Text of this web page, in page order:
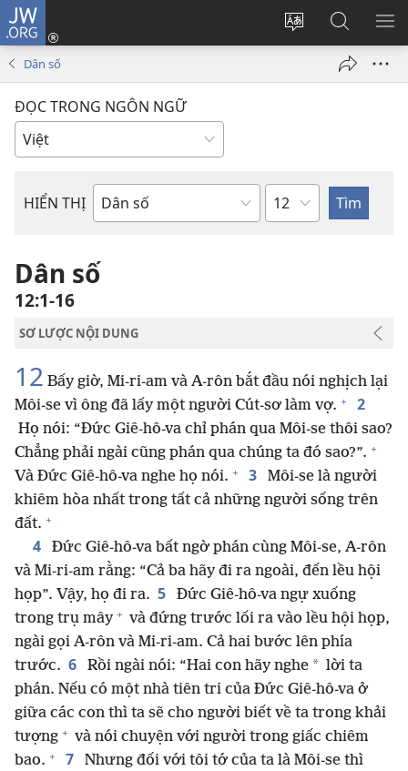
JW.ORG
Thay
Đăng
nhập
Tìm
kiếm
JW.ORG
Dân số
ĐỌC TRONG NGÔN NGỮ
HIỂN THỊ
Sách
Kinh
Thánh
Chương
Dân số
12:1-16
SƠ LƯỢC NỘI DUNG
12 Bấy giờ, Mi-ri-am và A-rôn bắt đầu nói nghịch lại
Môi-se vì ông đã lấy một người Cút-sơ làm vợ. + 2
Họ nói: “Đức Giê-hô-va chỉ phán qua Môi-se thôi sao?
Chẳng phải ngài cũng phán qua chúng ta đó sao?”. +
Và Đức Giê-hô-va nghe họ nói. + 3
Môi-se là người
khiêm hòa nhất trong tất cả những người sống trên
đất. +
4
Đức Giê-hô-va bất ngờ phán cùng Môi-se, A-rôn
và Mi-ri-am rằng: “Cả ba hãy đi ra ngoài, đến lều hội
họp”. Vậy, họ đi ra. 5
Đức Giê-hô-va ngự xuống
trong trụ mây + và đứng trước lối ra vào lều hội họp,
ngài gọi A-rôn và Mi-ri-am. Cả hai bước lên phía
trước. 6 Rồi ngài nói: “Hai con hãy nghe * lời ta
phán. Nếu có một nhà tiên tri của Đức Giê-hô-va ở
giữa các con thì ta sẽ cho người biết về ta trong khải
tượng + và nói chuyện với người trong giấc chiêm
bao. + 7
Nhưng đối với tôi tớ của ta là Môi-se thì